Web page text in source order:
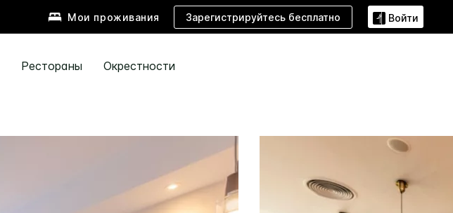
Мои проживания Зарегистрируйтесь бесплатно Войти
Рестораны Окрестности